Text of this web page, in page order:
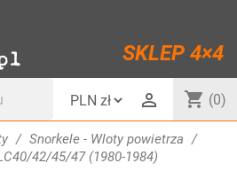
SKLEP 4×4
 shopping_cart (0)
Snorkele - Wloty powietrza
42/45/47 (1980-1984)